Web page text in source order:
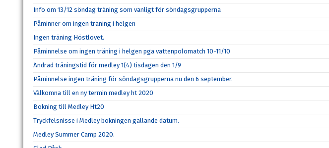
Info om 13/12 söndag träning som vanligt för söndagsgrupperna
Påminner om ingen träning i helgen
Ingen träning Höstlovet.
Påminnelse om ingen träning i helgen pga vattenpolomatch 10-11/10
Ändrad träningstid för medley 1(4) tisdagen den 1/9
Påminnelse ingen träning för söndagsgrupperna nu den 6 september.
Välkomna till en ny termin medley ht 2020
Bokning till Medley Ht20
Tryckfelsnisse i Medley bokningen gällande datum.
Medley Summer Camp 2020.